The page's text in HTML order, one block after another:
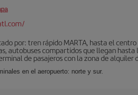
por: tren rápido MARTA, hasta el
autobuses compartidos que llegan
de pasajeros con la zona de alquiler
en el aeropuerto: norte y sur.